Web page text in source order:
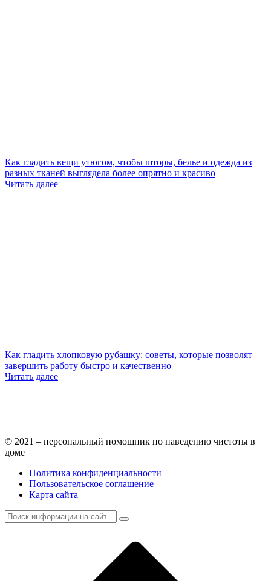
Как гладить вещи утюгом, чтобы шторы, белье и одежда из
разных тканей выглядела более опрятно и красиво
Читать далее
Как гладить хлопковую рубашку: советы, которые позволят
завершить работу быстро и качественно
Читать далее
© 2021 – персональный помощник по наведению чистоты в
доме
Политика конфиденциальности
Пользовательское соглашение
Карта сайта